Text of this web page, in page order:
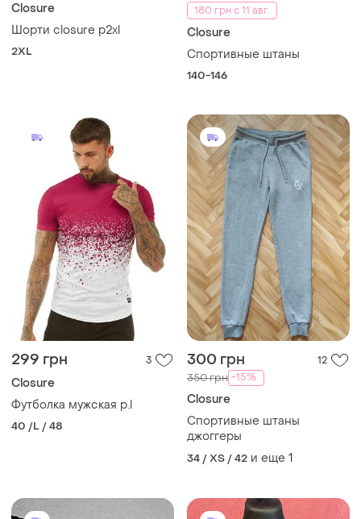
Closure
Шорти closure p2xl
2XL
180 грн с 11 авг.
Closure
Спортивные штаны
140-146
299 грн 3
Closure
Футболка мужская р.l
40 /L / 48
300 грн 12
350 грн -15%
Closure
Спортивные штаны
джоггеры
34 / XS / 42 и еще 1